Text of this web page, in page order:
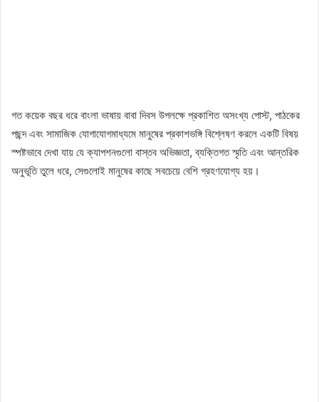
গত কয়েক বছর ধরে বাংলা ভাষায় বাবা দিবস উপলক্ষে প্রকাশিত অসংখ্য পোস্ট, পাঠকের
পছন্দ এবং সামাজিক যোগাযোগমাধ্যমে মানুষের প্রকাশভঙ্গি বিশ্লেষণ করলে একটি বিষয়
স্পষ্টভাবে দেখা যায় যে ক্যাপশনগুলো বাস্তব অভিজ্ঞতা, ব্যক্তিগত স্মৃতি এবং আন্তরিক
অনুভূতি তুলে ধরে, সেগুলোই মানুষের কাছে সবচেয়ে বেশি গ্রহণযোগ্য হয়।